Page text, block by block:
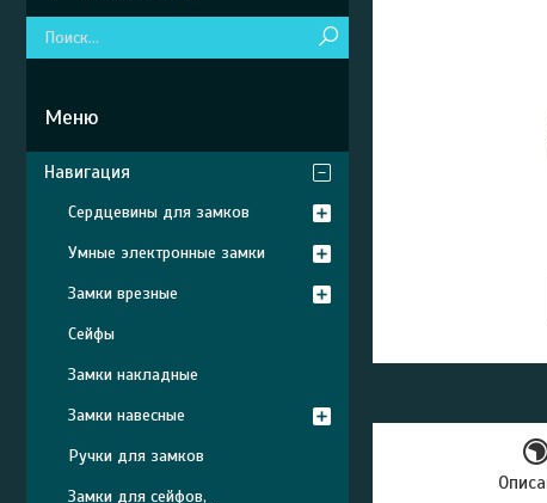
Навигация
Сердцевины для замков
Умные электронные замки
Замки врезные
Сейфы
Замки накладные
Замки навесные
Ручки для замков
Замки для сейфов,